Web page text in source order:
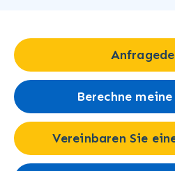
Berechne
Vereinbaren Sie